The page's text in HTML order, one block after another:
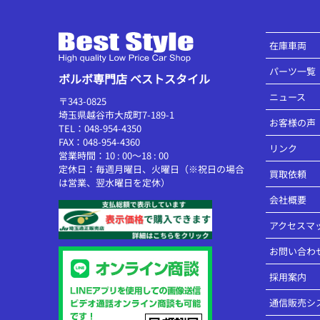
ボルボ専門店 ベストスタイル
〒343-0825
埼玉県越谷市大成町7-189-1
TEL：048-954-4350
FAX：048-954-4360
営業時間：10 : 00～18 : 00
定休日：毎週月曜日、火曜日（※祝日の場合
は営業、翌水曜日を定休）
在庫車両
パーツ一覧
ニュース
お客様の声
リンク
買取依頼
会社概要
アクセスマ
お問い合わ
採用案内
通信販売シ